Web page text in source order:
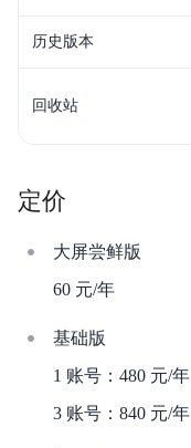
历史版本
回收站
定价
大屏尝鲜版
60 元/年
基础版
1 账号：480 元/年
3 账号：840 元/年